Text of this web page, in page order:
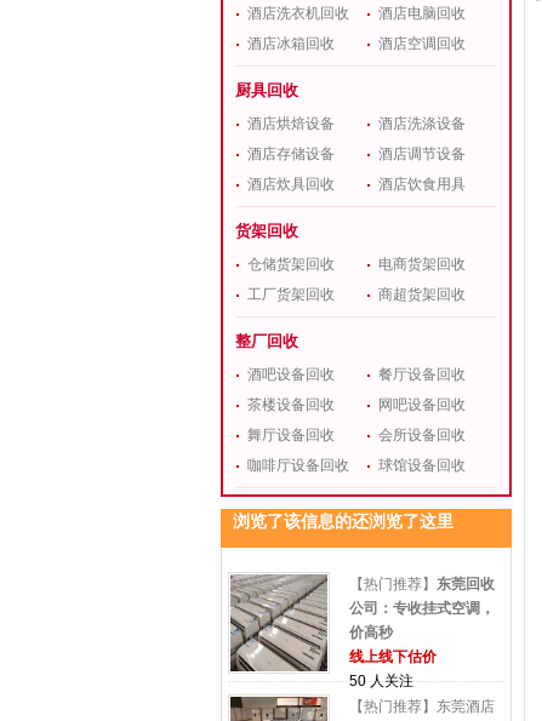
酒店洗衣机回收
酒店电脑回收
酒店冰箱回收
酒店空调回收
厨具回收
酒店烘焙设备
酒店洗涤设备
酒店存储设备
酒店调节设备
酒店炊具回收
酒店饮食用具
货架回收
仓储货架回收
电商货架回收
工厂货架回收
商超货架回收
整厂回收
酒吧设备回收
餐厅设备回收
茶楼设备回收
网吧设备回收
舞厅设备回收
会所设备回收
咖啡厅设备回收
球馆设备回收
浏览了该信息的还浏览了这里
【热门推荐】 东莞回收
公司：专收挂式空调，
价高秒
线上线下估价
50 人关注
【热门推荐】东莞酒店